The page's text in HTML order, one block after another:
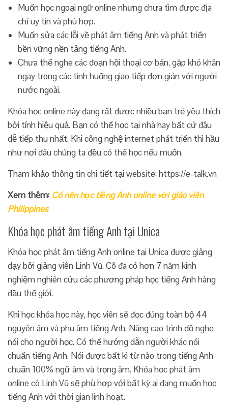
Muốn học ngoại ngữ online nhưng chưa tìm được địa
chỉ uy tín và phù hợp.
Muốn sửa các lỗi về phát âm tiếng Anh và phát triển
bền vững nền tảng tiếng Anh.
Chưa thể nghe các đoạn hội thoại cơ bản, gặp khó khăn
ngay trong các tình huống giao tiếp đơn giản với người
nước ngoài.
Khóa học online này đang rất được nhiều bạn trẻ yêu thích
bởi tính hiệu quả. Bạn có thể học tại nhà hay bất cứ đâu
dễ tiếp thu nhất. Khi công nghệ internet phát triển thì hầu
như nơi đâu chúng ta đều có thể học nếu muốn.
Tham khảo thông tin chi tiết tại website: https://e-talk.vn
Xem thêm: Có nên học tiếng Anh online với giáo viên
Philippines
Khóa học phát âm tiếng Anh tại Unica
Khóa học phát âm tiếng Anh online tại Unica được giảng
dạy bởi giảng viên Linh Vũ. Cô đã có hơn 7 năm kinh
nghiệm nghiên cứu các phương pháp học tiếng Anh hàng
đầu thế giới.
Khi học khóa học này, học viên sẽ đọc đúng toàn bộ 44
nguyên âm và phụ âm tiếng Anh. Nâng cao trình độ nghe
nói cho người học. Có thể hướng dẫn người khác nói
chuẩn tiếng Anh. Nói được bất kì từ nào trong tiếng Anh
chuẩn 100% ngữ âm và trọng âm. Khóa học phát âm
online cô Linh Vũ sẽ phù hợp với bất kỳ ai đang muốn học
tiếng Anh với thời gian linh hoạt.